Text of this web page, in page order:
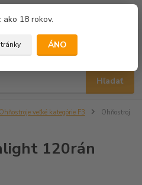
ako 18 rokov.
ÁNO
Hľadať
Ohňostroje veľké kategórie F3
Ohňostroj
120rán